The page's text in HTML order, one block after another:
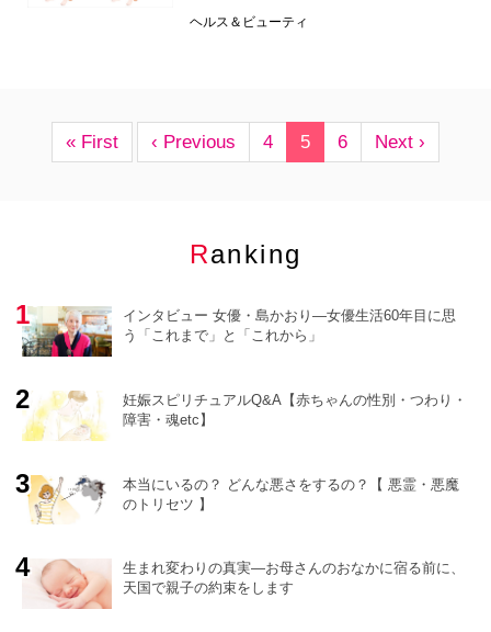
ヘルス＆ビューティ
« First ‹ Previous 4 5 6 Next ›
Ranking
インタビュー 女優・島かおり―女優生活60年目に思
う「これまで」と「これから」
妊娠スピリチュアルQ&A【赤ちゃんの性別・つわり・
障害・魂etc】
本当にいるの？ どんな悪さをするの？【 悪霊・悪魔
のトリセツ 】
生まれ変わりの真実―お母さんのおなかに宿る前に、
天国で親子の約束をします